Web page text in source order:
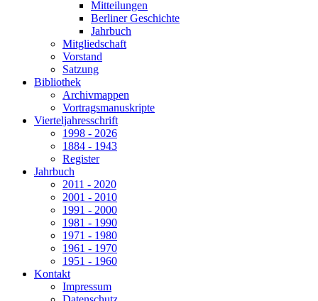
Mitteilungen
Berliner Geschichte
Jahrbuch
Mitgliedschaft
Vorstand
Satzung
Bibliothek
Archivmappen
Vortragsmanuskripte
Vierteljahresschrift
1998 - 2026
1884 - 1943
Register
Jahrbuch
2011 - 2020
2001 - 2010
1991 - 2000
1981 - 1990
1971 - 1980
1961 - 1970
1951 - 1960
Kontakt
Impressum